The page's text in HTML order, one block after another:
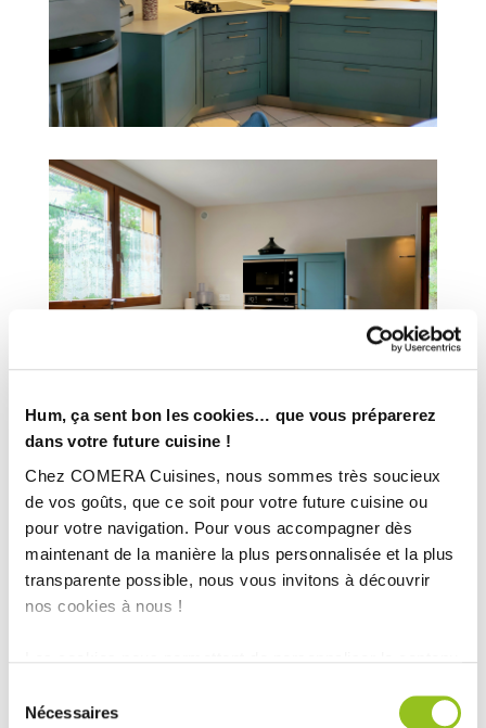
Hum, ça sent bon les cookies… que vous préparerez
dans votre future cuisine !
Chez COMERA Cuisines, nous sommes très soucieux
de vos goûts, que ce soit pour votre future cuisine ou
pour votre navigation. Pour vous accompagner dès
maintenant de la manière la plus personnalisée et la plus
transparente possible, nous vous invitons à découvrir
nos cookies à nous !
médias sociaux et d'analyser notre trafic. Nous
Nécessaires